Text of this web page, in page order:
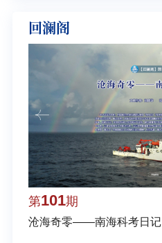
回澜阁
第101期
沧海奇零——南海科考日记